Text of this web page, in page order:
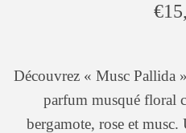
€
Découvrez « Musc Pallida
parfum musqué floral
bergamote, rose et